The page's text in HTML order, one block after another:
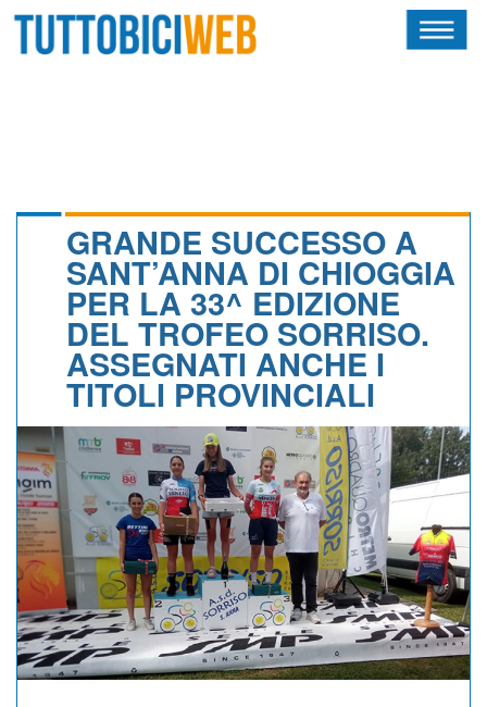
CALENDARIO
ALBI D'ORO
NEWSLETTER
GRANDE SUCCESSO A
SANT’ANNA DI CHIOGGIA
PER LA 33^ EDIZIONE
DEL TROFEO SORRISO.
ASSEGNATI ANCHE I
TITOLI PROVINCIALI